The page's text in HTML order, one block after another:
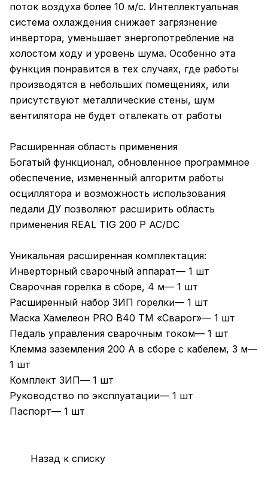
поток воздуха более 10 м/с. Интеллектуальная
система охлаждения снижает загрязнение
инвертора, уменьшает энергопотребление на
холостом ходу и уровень шума. Особенно эта
функция понравится в тех случаях, где работы
производятся в небольших помещениях, или
присутствуют металлические стены, шум
вентилятора не будет отвлекать от работы
Расширенная область применения
Богатый функционал, обновленное программное
обеспечение, измененный алгоритм работы
осциллятора и возможность использования
педали ДУ позволяют расширить область
применения REAL TIG 200 P AC/DC
Уникальная расширенная комплектация:
Инверторный сварочный аппарат— 1 шт
Сварочная горелка в сборе, 4 м— 1 шт
Расширенный набор ЗИП горелки— 1 шт
Маска Хамелеон PRO B40 ТМ «Сварог»— 1 шт
Педаль управления сварочным током— 1 шт
Клемма заземления 200 А в сборе с кабелем, 3 м—
1 шт
Комплект ЗИП— 1 шт
Руководство по эксплуатации— 1 шт
Паспорт— 1 шт
Назад к списку